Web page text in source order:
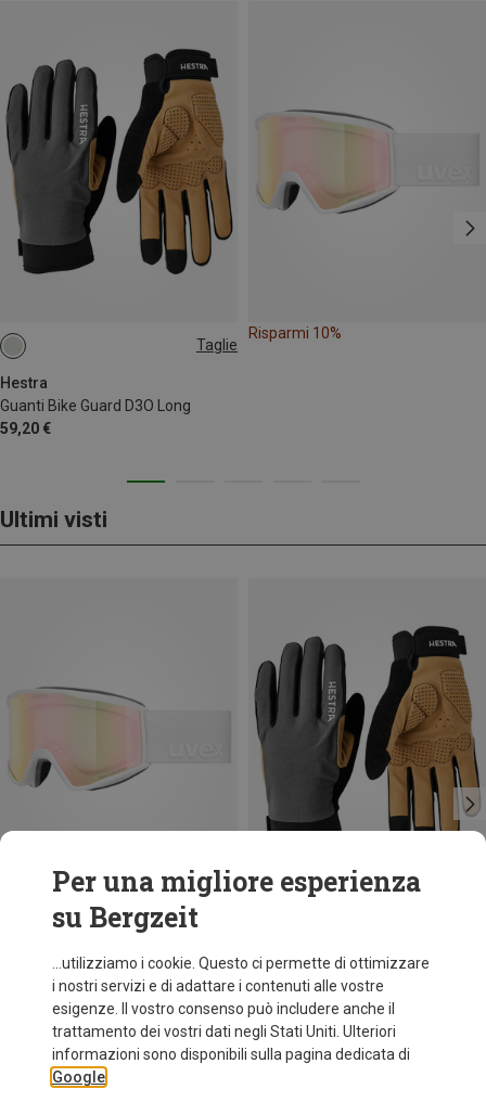
Taglie
Hestra
Guanti Bike Guard D3O Long
59,20 €
6
Risparmi 10%
Ultimi visti
Risparmi 10%
Hestra
Guanti Bike Guard D3O Long
59,20 €
Per una migliore esperienza
su Bergzeit
...utilizziamo i cookie. Questo ci permette di ottimizzare
i nostri servizi e di adattare i contenuti alle vostre
esigenze. Il vostro consenso può includere anche il
trattamento dei vostri dati negli Stati Uniti. Ulteriori
informazioni sono disponibili sulla pagina dedicata di
Google